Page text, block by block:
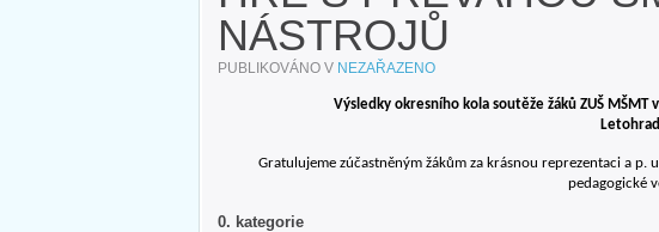
NÁSTROJŮ
PUBLIKOVÁNO V NEZAŘAZENO
Výsledky okresního kola soutěže žáků ZUŠ
Letohrad
Gratulujeme zúčastněným žákům za krásnou reprezentaci a p.
pedagogické
0. kategorie